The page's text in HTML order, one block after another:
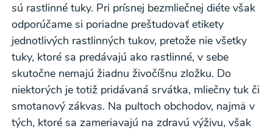
sú rastlinné tuky. Pri prísnej bezmliečnej diéte však
odporúčame si poriadne preštudovať etikety
jednotlivých rastlinných tukov, pretože nie všetky
tuky, ktoré sa predávajú ako rastlinné, v sebe
skutočne nemajú žiadnu živočíšnu zložku. Do
niektorých je totiž pridávaná srvátka, mliečny tuk či
smotanový zákvas. Na pultoch obchodov, najmä v
tých, ktoré sa zameriavajú na zdravú výživu, však